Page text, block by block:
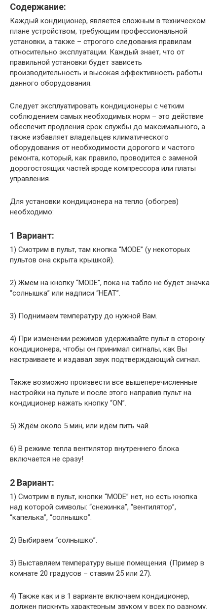
Содержание:
Каждый кондиционер, является сложным в техническом
плане устройством, требующим профессиональной
установки, а также – строгого следования правилам
относительно эксплуатации. Каждый знает, что от
правильной установки будет зависеть
производительность и высокая эффективность работы
данного оборудования.
Следует эксплуатировать кондиционеры с четким
соблюдением самых необходимых норм – это действие
обеспечит продления срок службы до максимального, а
также избавляет владельцев климатического
оборудования от необходимости дорогого и частого
ремонта, который, как правило, проводится с заменой
дорогостоящих частей вроде компрессора или платы
управления.
Для установки кондиционера на тепло (обогрев)
необходимо:
1 Вариант:
1) Смотрим в пульт, там кнопка “MODE” (у некоторых
пультов она скрыта крышкой).
2) Жмём на кнопку “MODE”, пока на табло не будет значка
“солнышка” или надписи “HEAT”.
3) Поднимаем температуру до нужной Вам.
4) При изменении режимов удерживайте пульт в сторону
кондиционера, чтобы он принимал сигналы, как Вы
настраиваете и издавал звук подтверждающий сигнал.
Также возможно произвести все вышеперечисленные
настройки на пульте и после этого направив пульт на
кондиционер нажать кнопку “ON”.
5) Ждём около 5 мин, или идём пить чай.
6) В режиме тепла вентилятор внутреннего блока
включается не сразу!
2 Вариант:
1) Смотрим в пульт, кнопки “MODE” нет, но есть кнопка
над которой символы: “снежинка”, “вентилятор”,
“капелька”, “солнышко”.
2) Выбираем “солнышко”.
3) Выставляем температуру выше помещения. (Пример в
комнате 20 градусов – ставим 25 или 27).
4) Также как и в 1 варианте включаем кондиционер,
должен пискнуть характерным звуком у всех по разному.